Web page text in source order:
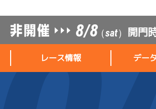
8/8（sat） 開門
レース情報 デー